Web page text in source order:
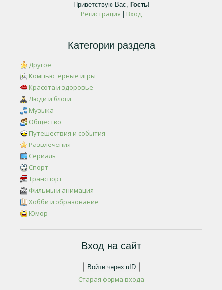
Приветствую Вас, Гость!
Регистрация Вход
Категории раздела
Другое
Компьютерные игры
Красота и здоровье
Люди и блоги
Музыка
Общество
Путешествия и события
Развлечения
Сериалы
Спорт
Транспорт
Фильмы и анимация
Хобби и образование
Юмор
Вход на сайт
Войти через uID
Старая форма входа